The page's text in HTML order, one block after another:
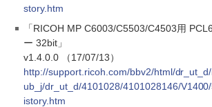
story.htm
「RICOH MP C6003/C5503/C4503用
ー 32bit」
v1.4.0.0 （17/07/13）
http://support.ricoh.com/bbv2/html/
ub_j/dr_ut_d/4101028/4101028146/
istory.htm